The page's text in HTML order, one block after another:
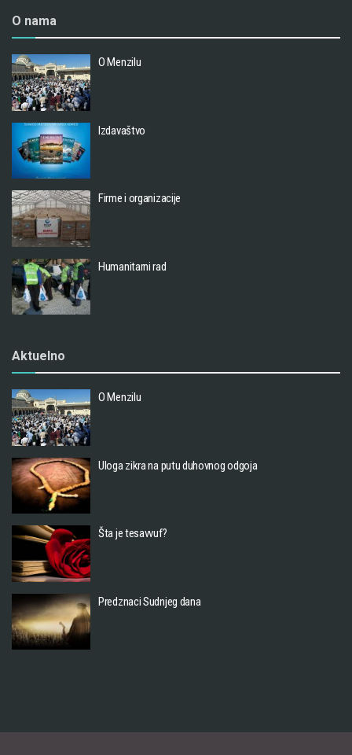
O nama
O Menzilu
Izdavaštvo
Firme i organizacije
Humanitarni rad
Aktuelno
O Menzilu
Uloga zikra na putu duhovnog odgoja
Šta je tesavvuf?
Predznaci Sudnjeg dana